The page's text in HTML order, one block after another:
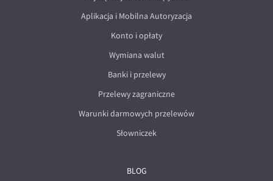
Aplikacja i Mobilna Autoryzacja
Konto i opłaty
Wymiana walut
Banki i przelewy
Przelewy zagraniczne
Warunki darmowych przelewów
Słowniczek
BLOG